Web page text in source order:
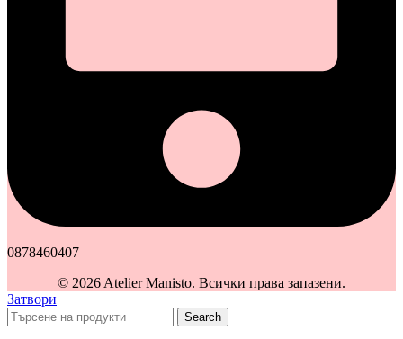
0878460407
© 2026 Atelier Manisto. Всички права запазени.
Затвори
Search